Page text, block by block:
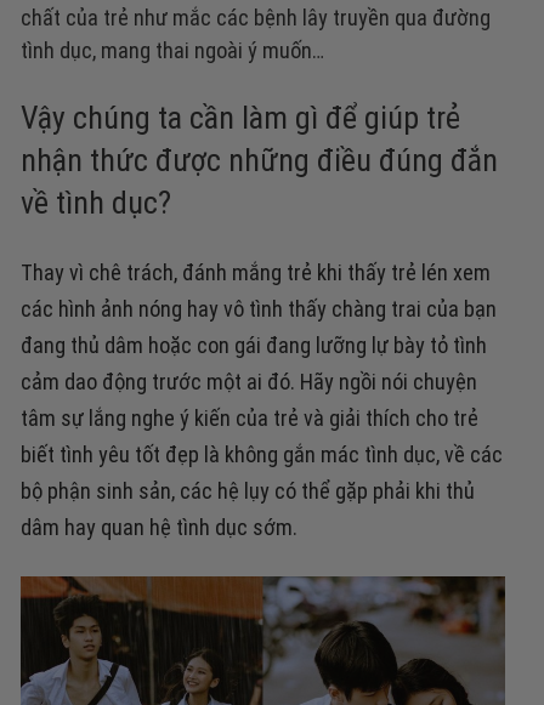
chất của trẻ như mắc các bệnh lây truyền qua đường
tình dục, mang thai ngoài ý muốn…
Vậy chúng ta cần làm gì để giúp trẻ
nhận thức được những điều đúng đắn
về tình dục?
Thay vì chê trách, đánh mắng trẻ khi thấy trẻ lén xem
các hình ảnh nóng hay vô tình thấy chàng trai của bạn
đang thủ dâm hoặc con gái đang lưỡng lự bày tỏ tình
cảm dao động trước một ai đó. Hãy ngồi nói chuyện
tâm sự lắng nghe ý kiến của trẻ và giải thích cho trẻ
biết tình yêu tốt đẹp là không gắn mác tình dục, về các
bộ phận sinh sản, các hệ lụy có thể gặp phải khi thủ
dâm hay quan hệ tình dục sớm.